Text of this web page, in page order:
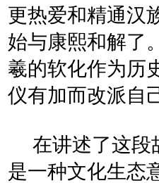
更热爱和精通汉
始与康熙和解了
羲的软化作为历
仪有加而改派自
在讲述了这段
是一种文化生态